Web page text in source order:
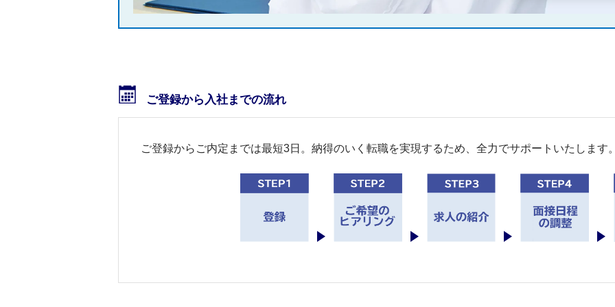
ご登録から入社までの流れ
ご登録からご内定までは最短3日。納得のいく転職を実現するため、全力でサポートいたします